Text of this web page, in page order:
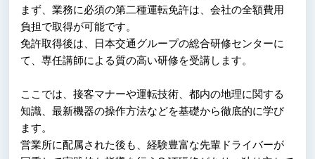
まず、業務に必須の第二種運転免許は、会社の全額費用
負担で取得が可能です。
免許取得後は、日本交通グループの総合研修センターに
て、専任講師による質の高い研修を受講します。
ここでは、接客マナーや運転技術、都内の地理に関する
知識、最新機器の操作方法などを基礎から徹底的に学び
ます。
営業所に配属された後も、経験豊富な先輩ドライバーが